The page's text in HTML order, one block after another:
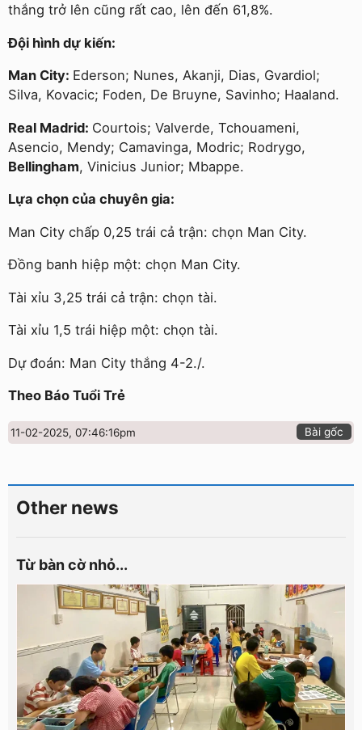
thắng trở lên cũng rất cao, lên đến 61,8%.
Đội hình dự kiến:
Man City: Ederson; Nunes, Akanji, Dias, Gvardiol;
Silva, Kovacic; Foden, De Bruyne, Savinho; Haaland.
Real Madrid: Courtois; Valverde, Tchouameni,
Asencio, Mendy; Camavinga, Modric; Rodrygo,
Bellingham, Vinicius Junior; Mbappe.
Lựa chọn của chuyên gia:
Man City chấp 0,25 trái cả trận: chọn Man City.
Đồng banh hiệp một: chọn Man City.
Tài xỉu 3,25 trái cả trận: chọn tài.
Tài xỉu 1,5 trái hiệp một: chọn tài.
Dự đoán: Man City thắng 4-2./.
Theo Báo Tuổi Trẻ
11-02-2025, 07:46:16pm Bài gốc
Other news
Từ bàn cờ nhỏ...